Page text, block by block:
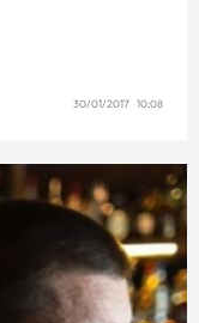
30/01/2017 10:08